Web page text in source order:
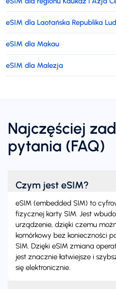
eSIM dla Laotańska Republika
eSIM dla Makau
eSIM dla Malezja
Najczęściej
pytania (FAQ)
Czym jest eSIM?
eSIM (embedded SIM) to
fizycznej karty SIM. Jest
urządzenie, dzięki czemu
komórkowy bez konieczności
SIM. Dzięki eSIM zmiana
jest znacznie łatwiejsze i
się elektronicznie.